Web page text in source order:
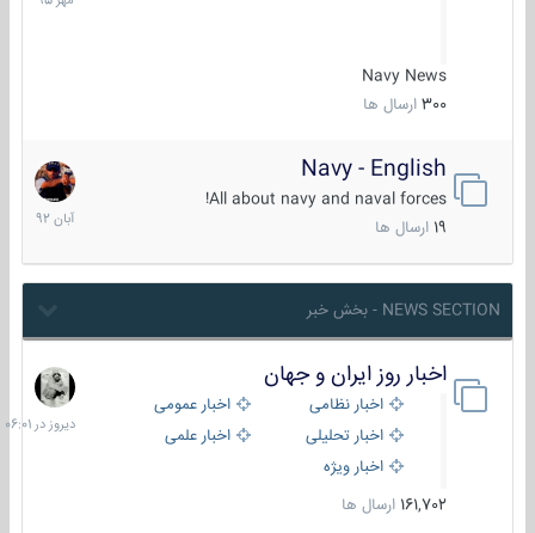
Navy News
300 ارسال ها
Navy - English
All about navy and naval forces!
ارسال ها
22
آبان
1392
NEWS SECTION - بخش خبر
اخبار روز ایران و جهان
اخبار نظامی
اخبار عمومی
اخبار تحلیلی
اخبار علمی
اخبار ویژه
161,702 ارسال ها
دیروز
در
06:01